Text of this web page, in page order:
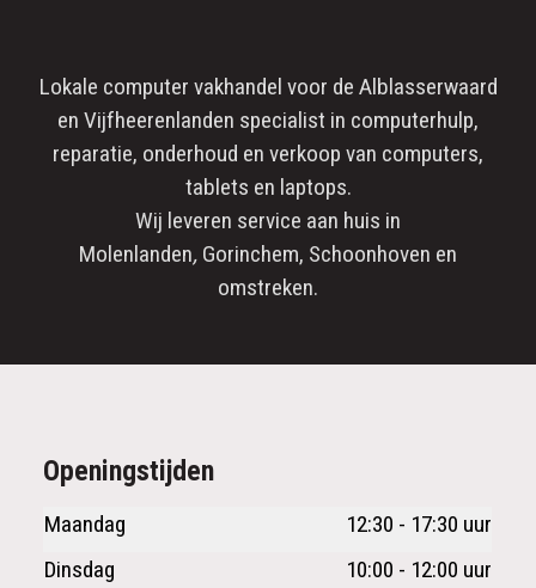
Lokale computer vakhandel voor de Alblasserwaard
en Vijfheerenlanden specialist in computerhulp,
reparatie, onderhoud en verkoop van computers,
tablets en laptops.
Wij leveren service aan huis in
Molenlanden, Gorinchem, Schoonhoven en
omstreken.
Openingstijden
Maandag
12:30 - 17:30 uur
Dinsdag
10:00 - 12:00 uur